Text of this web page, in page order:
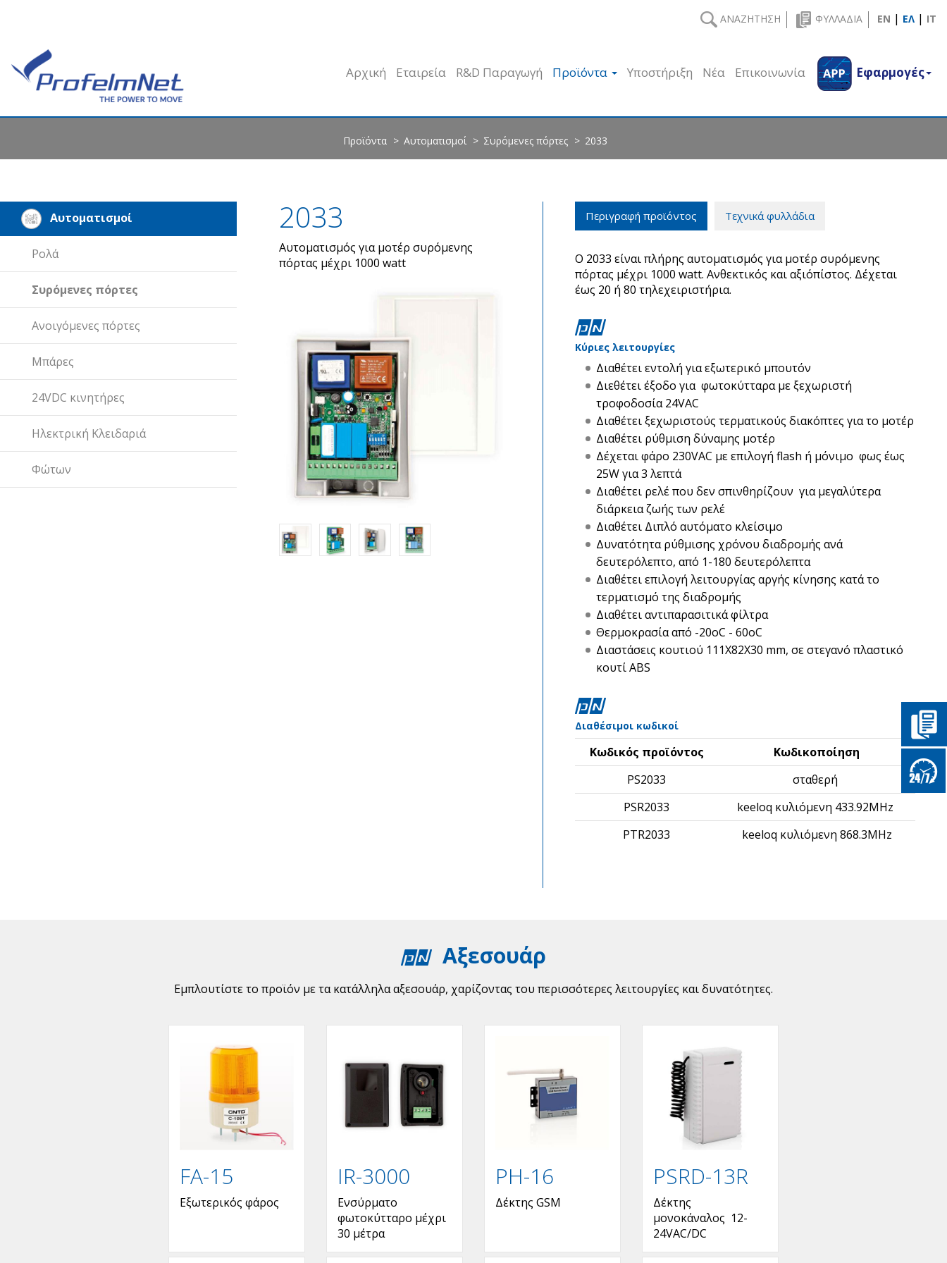
Προϊόντα Αυτοματισμοί Συρόμενες πόρτες 2033
Αυτοματισμοί
Ρολά
Συρόμενες πόρτες
Ανοιγόμενες πόρτες
Μπάρες
24VDC κινητήρες
Ηλεκτρική Κλειδαριά
Φώτων
2033
Αυτοματισμός για μοτέρ συρόμενης
πόρτας μέχρι 1000 watt
Περιγραφή προϊόντος Τεχνικά φυλλάδια
O 2033 είναι πλήρης αυτοματισμός για μοτέρ συρόμενης
πόρτας μέχρι 1000 watt. Ανθεκτικός και αξιόπίστος. Δέχεται
έως 20 ή 80 τηλεχειριστήρια.
Κύριες λειτουργίες
Διαθέτει εντολή για εξωτερικό μπουτόν
Διεθέτει έξοδο για φωτοκύτταρα με ξεχωριστή
τροφοδοσία 24VAC
Διαθέτει ξεχωριστούς τερματικούς διακόπτες για το μοτέρ
Διαθέτει ρύθμιση δύναμης μοτέρ
Δέχεται φάρο 230VAC με επιλογή flash ή μόνιμο φως έως
25W για 3 λεπτά
Διαθέτει ρελέ που δεν σπινθηρίζουν για μεγαλύτερα
διάρκεια ζωής των ρελέ
Διαθέτει Διπλό αυτόματο κλείσιμο
Δυνατότητα ρύθμισης χρόνου διαδρομής ανά
δευτερόλεπτο, από 1-180 δευτερόλεπτα
Διαθέτει επιλογή λειτουργίας αργής κίνησης κατά το
τερματισμό της διαδρομής
Διαθέτει αντιπαρασιτικά φίλτρα
Θερμοκρασία από -20oC - 60oC
Διαστάσεις κουτιού 111Χ82Χ30 mm, σε στεγανό πλαστικό
κουτί ABS
Διαθέσιμοι κωδικοί
Κωδικός προϊόντος
Κωδικοποίηση
PS2033
σταθερή
PSR2033
keeloq κυλιόμενη 433.92MHz
PTR2033
keeloq κυλιόμενη 868.3ΜΗz
Αξεσουάρ
Εμπλουτίστε το προϊόν με τα κατάλληλα αξεσουάρ, χαρίζοντας του περισσότερες λειτουργίες και δυνατότητες.
FA-15
Εξωτερικός φάρος
IR-3000
Ενσύρματο
φωτοκύτταρο μέχρι
30 μέτρα
PH-16
Δέκτης GSM
PSRD-13R
Δέκτης
μονοκάναλος 12-
24VAC/DC
ΑΝΑΖΗΤΗΣΗ ΦΥΛΛΑΔΙΑ EN | ΕΛ | IT
Αρχική Εταιρεία R&D Παραγωγή Προϊόντα Υποστήριξη Νέα Επικοινωνία Εφαρμογές